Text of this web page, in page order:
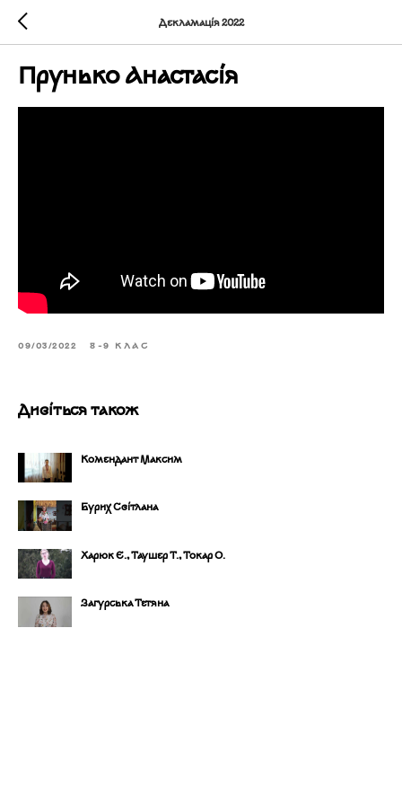
Декламація 2022
Прунько Анастасія
09/03/2022 8-9 КЛАС
Дивіться також
Комендант Максим
Бурих Світлана
Харюк Є., Таушер Т., Токар О.
Загурська Тетяна